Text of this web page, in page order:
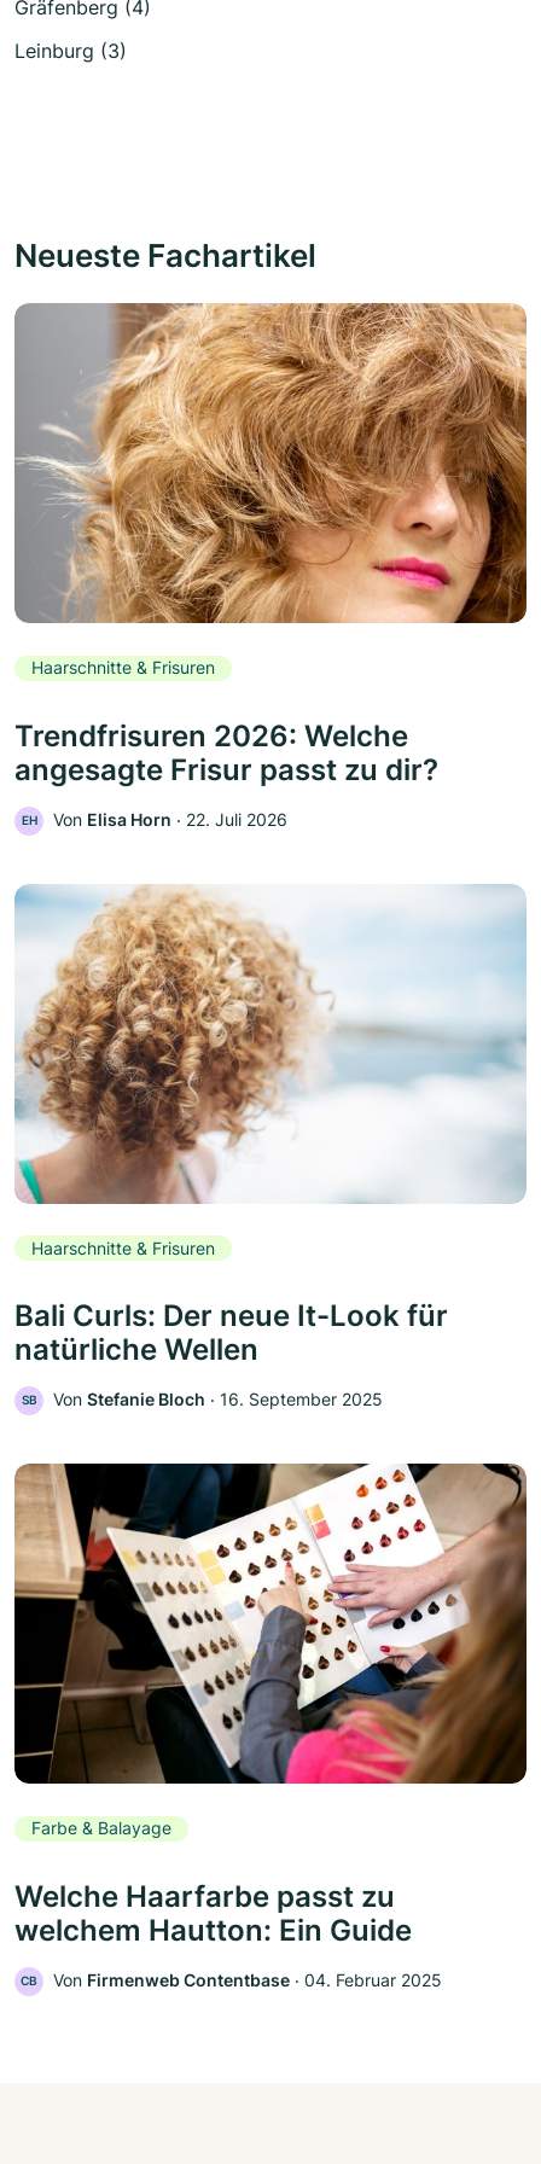
Gräfenberg (4)
Leinburg (3)
Neueste Fachartikel
Haarschnitte & Frisuren
Trendfrisuren 2026: Welche
angesagte Frisur passt zu dir?
EH Von Elisa Horn ‧ 22. Juli 2026
Haarschnitte & Frisuren
Bali Curls: Der neue It-Look für
natürliche Wellen
SB Von Stefanie Bloch ‧ 16. September 2025
Farbe & Balayage
Welche Haarfarbe passt zu
welchem Hautton: Ein Guide
CB Von Firmenweb Contentbase ‧ 04. Februar 2025